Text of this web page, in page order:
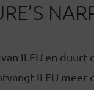
ILFU en
ILFU meer